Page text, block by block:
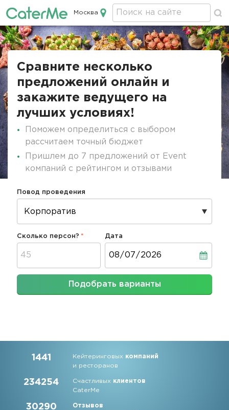
Кейтеринг в Москве
Москва
Строка
Сравните несколько
предложений онлайн и
закажите ведущего на
лучших условиях!
Поможем определиться с выбором
рассчитаем точный бюджет
Пришлем до 7 предложений от Event
компаний с рейтингом и отзывами
Повод проведения
Сколько персон? Дата
Подобрать варианты
1441 Кейтеринговых компаний
и ресторанов
234254 Счастливых клиентов
CaterMe
30290
Отзывов